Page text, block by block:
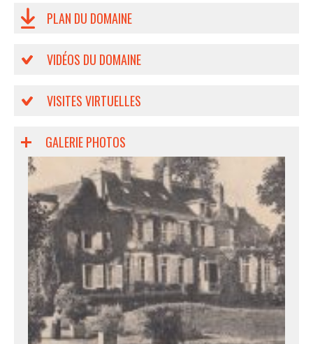
PLAN DU DOMAINE
VIDÉOS DU DOMAINE
VISITES VIRTUELLES
GALERIE PHOTOS